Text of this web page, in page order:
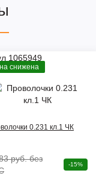
1065949
снижена
0.231 кл.1 ЧК
руб.без
-15%